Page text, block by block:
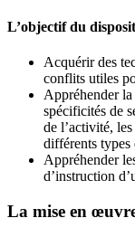
L’objectif du
Acquérir des
conflits utiles
Appréhender
spécificités de
de l’activité,
différents types
Appréhender
d’instruction
La mise en